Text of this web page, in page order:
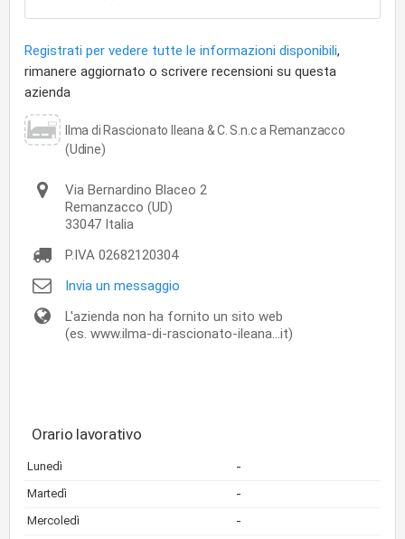
Registrati per vedere tutte le informazioni disponibili,
rimanere aggiornato o scrivere recensioni su questa
azienda
Ilma di Rascionato Ileana & C. S.n.c a Remanzacco
(Udine)
Via Bernardino Blaceo 2
Remanzacco (UD)
33047 Italia
P.IVA 02682120304
Invia un messaggio
L'azienda non ha fornito un sito web
(es. www.ilma-di-rascionato-ileana...it)
Orario lavorativo
Lunedì -
Martedì -
Mercoledì -